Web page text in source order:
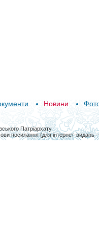
Новини
Патріархату
посилання (для інтернет-видань